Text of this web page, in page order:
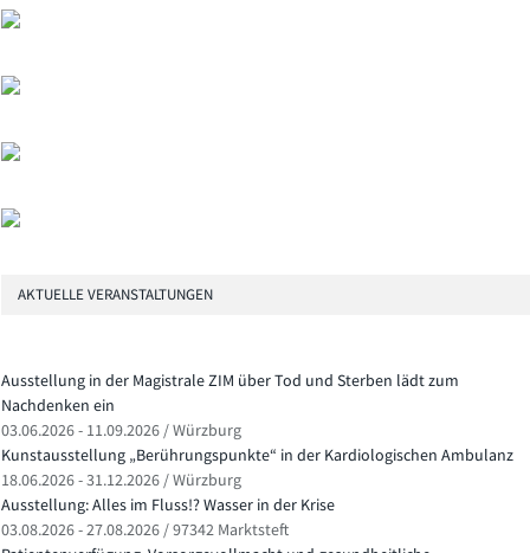
AKTUELLE VERANSTALTUNGEN
Ausstellung in der Magistrale ZIM über Tod und Sterben lädt zum
Nachdenken ein
03.06.2026 - 11.09.2026 / Würzburg
Kunstausstellung „Berührungspunkte“ in der Kardiologischen Ambulanz
18.06.2026 - 31.12.2026 / Würzburg
Ausstellung: Alles im Fluss!? Wasser in der Krise
03.08.2026 - 27.08.2026 / 97342 Marktsteft